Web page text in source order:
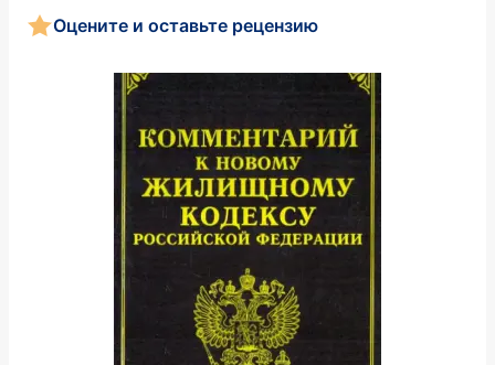
Оцените и оставьте рецензию